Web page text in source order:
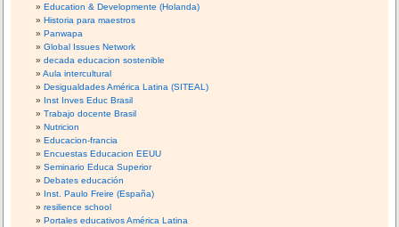
Education & Developmente (Holanda)
Historia para maestros
Panwapa
Global Issues Network
decada educacion sostenible
Aula intercultural
Desigualdades América Latina (SITEAL)
Inst Inves Educ Brasil
Trabajo docente Brasil
Nutricion
Educacion-francia
Encuestas Educacion EEUU
Seminario Educa Superior
Debates educación
Inst. Paulo Freire (España)
resilience school
Portales educativos América Latina